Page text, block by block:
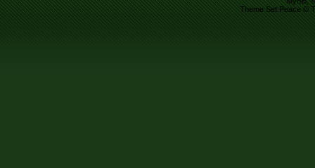
Theme Set Peace ©